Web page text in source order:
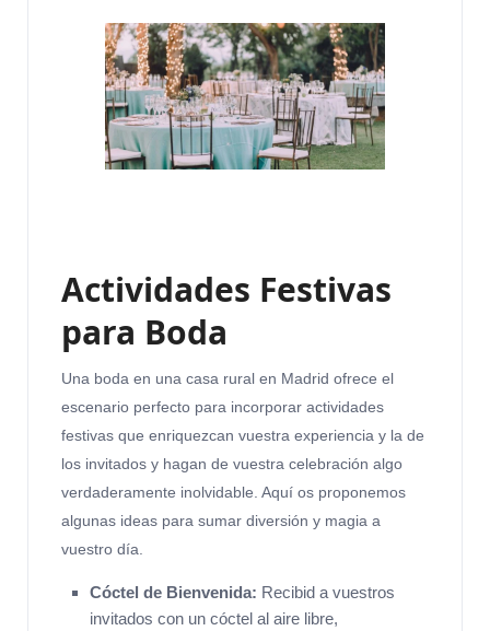
Actividades Festivas
para Boda
Una boda en una casa rural en Madrid ofrece el
escenario perfecto para incorporar actividades
festivas que enriquezcan vuestra experiencia y la de
los invitados y hagan de vuestra celebración algo
verdaderamente inolvidable. Aquí os proponemos
algunas ideas para sumar diversión y magia a
vuestro día.
Cóctel de Bienvenida: Recibid a vuestros
invitados con un cóctel al aire libre,